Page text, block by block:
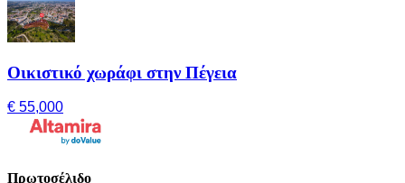
Οικιστικό χωράφι στην Πέγεια
€ 55,000
Πρωτοσέλιδο